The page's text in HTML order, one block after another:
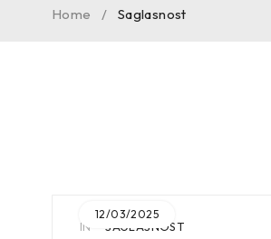
Home / Saglasnost
12/03/2025
IN SAGLASNOST